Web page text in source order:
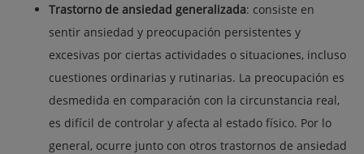
Trastorno de ansiedad generalizada: consiste en
sentir ansiedad y preocupación persistentes y
excesivas por ciertas actividades o situaciones, incluso
cuestiones ordinarias y rutinarias. La preocupación es
desmedida en comparación con la circunstancia real,
es difícil de controlar y afecta al estado físico. Por lo
general, ocurre junto con otros trastornos de ansiedad